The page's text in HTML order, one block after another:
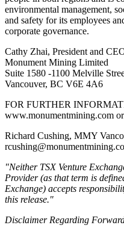
environmental management,
and safety for its employees
corporate governance.
Cathy Zhai, President and
Monument Mining Limited
Suite 1580 -1100 Melville
Vancouver, BC V6E 4A6
FOR FURTHER
www.monumentmining.com
Richard Cushing, MMY
"Neither TSX Venture
Provider (as that term is
Exchange) accepts
this release."
Disclaimer Regarding